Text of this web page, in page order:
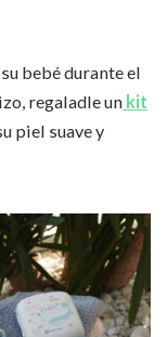
bebé durante el
regaladle un kit
piel suave y